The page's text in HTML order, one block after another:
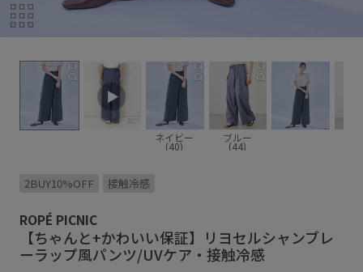
ネイビー
(40)
ブルー
(44)
2BUY10%OFF 接触冷感
ROPÉ PICNIC
【ちゃんと+かわいい保証】リヨセルシャンブレ
ーラップ風パンツ/UVケア・接触冷感